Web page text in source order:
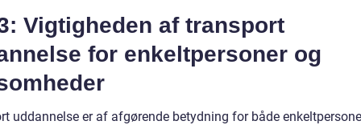
Vigtigheden af transport
for enkeltpersoner og
uddannelse er af afgørende betydning for både